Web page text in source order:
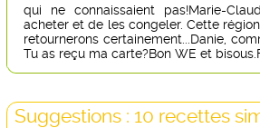
qui ne connaissaient pas!Marie-
acheter et de les congeler. Cette
retournerons certainement...Danie,
Tu as reçu ma carte?Bon WE et
Suggestions : 10 recettes